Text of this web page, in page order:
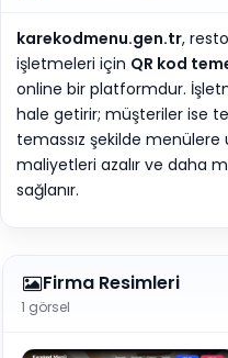
karekodmenu.gen.tr,
işletmeleri için QR kod
online bir platformdur.
hale getirir; müşteriler ise
temassız şekilde menülere
maliyetleri azalır ve daha
sağlanır.
Firma Resimleri
1 görsel